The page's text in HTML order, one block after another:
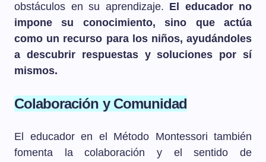
obstáculos en su aprendizaje. El educador no
impone su conocimiento, sino que actúa
como un recurso para los niños, ayudándoles
a descubrir respuestas y soluciones por sí
mismos.
Colaboración y Comunidad
El educador en el Método Montessori también
fomenta la colaboración y el sentido de